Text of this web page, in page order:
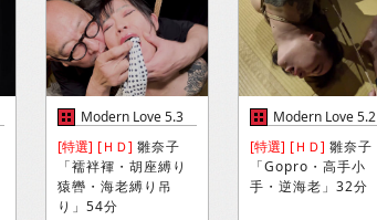
Modern Love 5.3
[特選] [ＨＤ] 雛奈子
「襦袢褌・胡座縛り
猿轡・海老縛り吊
り」54分
Modern Love 5.2
[特選] [ＨＤ] 雛奈子
「Gopro・高手小
手・逆海老」32分